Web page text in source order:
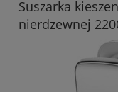
Suszarka
nierdzewnej